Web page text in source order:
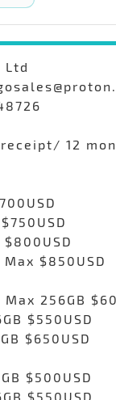
Ltd
12
$850USD
256GB
$550USD
$650USD
$500USD
$550USD